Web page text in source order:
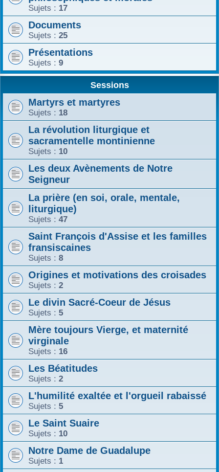
Sujets : 17
Documents
Sujets : 25
Présentations
Sujets : 9
Sessions
Martyrs et martyres
Sujets : 18
La révolution liturgique et
sacramentelle montinienne
Sujets : 10
Les deux Avènements de Notre
Seigneur
La prière (en soi, orale, mentale,
liturgique)
Sujets : 47
Saint François d'Assise et les familles
fransiscaines
Sujets : 8
Origines et motivations des croisades
Sujets : 2
Le divin Sacré-Coeur de Jésus
Sujets : 5
Mère toujours Vierge, et maternité
virginale
Sujets : 16
Les Béatitudes
Sujets : 2
L'humilité exaltée et l'orgueil rabaissé
Sujets : 5
Le Saint Suaire
Sujets : 10
Notre Dame de Guadalupe
Sujets : 1